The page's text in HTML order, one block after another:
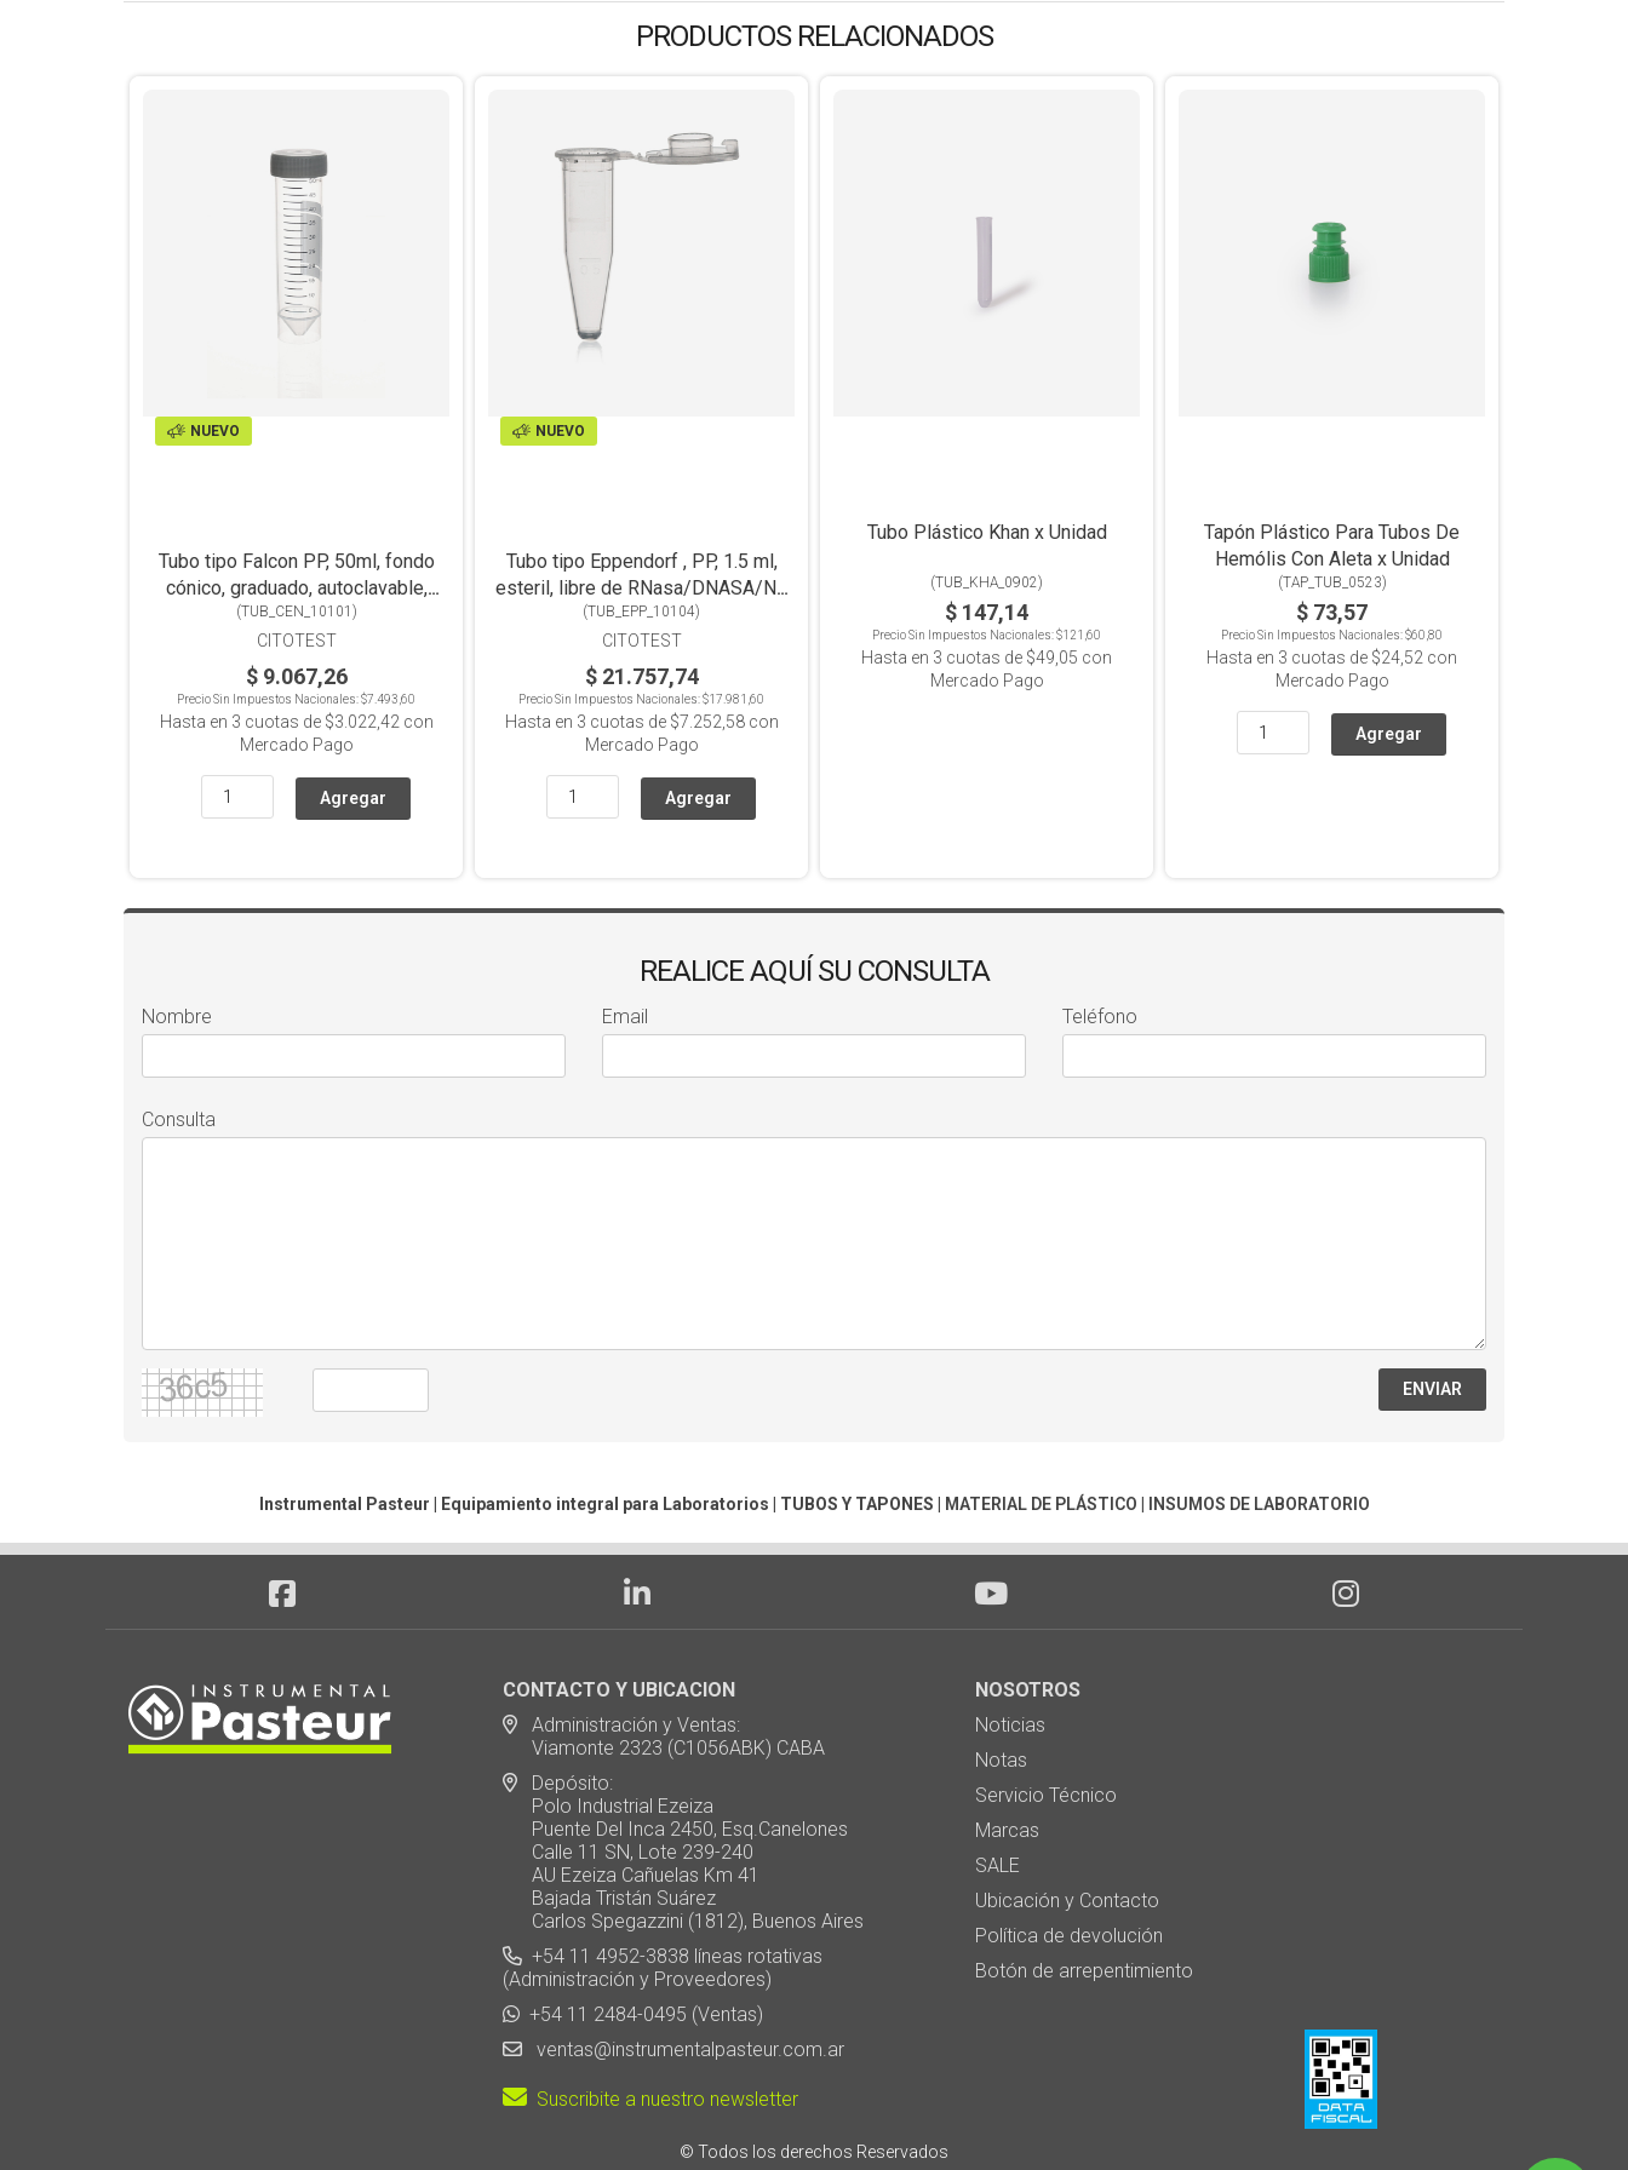
PRODUCTOS RELACIONADOS
NUEVO
Tubo tipo Falcon PP, 50ml, fondo
cónico, graduado, autoclavable,
Pack x 25
(TUB_CEN_10101 )
CITOTEST
$ 9.067,26
Precio Sin Impuestos Nacionales:$7.493,60
Hasta en 3 cuotas de $3.022,42con
Mercado Pago
NUEVO
Tubo tipo Eppendorf , PP, 1.5 ml,
esteril, libre de RNasa/DNASA/No
pirogénico, Pack x 500
(TUB_EPP_10104)
CITOTEST
$ 21.757,74
Precio Sin Impuestos Nacionales:$17.981,60
Hasta en 3 cuotas de $7.252,58con
Mercado Pago
Tubo Plástico Khan x Unidad
(TUB_KHA_0902)
$ 147,14
Precio Sin Impuestos Nacionales:$121,60
Hasta en 3 cuotas de $49,05 con
Mercado Pago
Tapón Plástico Para Tubos De
Hemólis Con Aleta x Unidad
(TAP_TUB_0523)
$ 73,57
Precio Sin Impuestos Nacionales:$60,80
Hasta en 3 cuotas de $24,52 con
Mercado Pago
REALICE AQUÍ SU CONSULTA
Nombre Email Teléfono
Consulta
ENVIAR
Instrumental Pasteur | Equipamiento integral para Laboratorios | TUBOS Y TAPONES MATERIAL DE PLÁSTICO INSUMOS DE LABORATORIO
CONTACTO Y UBICACION
Administración y Ventas:
Viamonte 2323 (C1056ABK) CABA
Depósito:
Polo Industrial Ezeiza
Puente Del Inca 2450, Esq.Canelones
Calle 11 SN, Lote 239-240
AU Ezeiza Cañuelas Km 41
Bajada Tristán Suárez
Carlos Spegazzini (1812), Buenos Aires
+54 11 4952-3838 líneas rotativas
(Administración y Proveedores)
+54 11 2484-0495 (Ventas)
ventas@instrumentalpasteur.com.ar
Suscribite a nuestro newsletter
NOSOTROS
Noticias
Notas
Servicio Técnico
Marcas
SALE
Ubicación y Contacto
Política de devolución
Botón de arrepentimiento
© Todos los derechos Reservados